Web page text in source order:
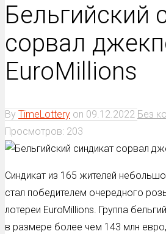
Бельгийский
сорвал
EuroMillions
By TimeLottery on 09.12.2022 Без
Просмотров: 203
Синдикат из 165 жителей
стал победителем очередного
лотереи EuroMillions. Группа
в размере более чем 143 млн